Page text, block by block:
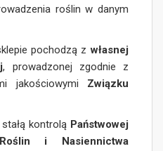
roślin w danym
pochodzą zwłasnej
, prowadzonej zgodnie z
jakościowymi Związku
kontrolą Państwowej
i Nasiennictwa